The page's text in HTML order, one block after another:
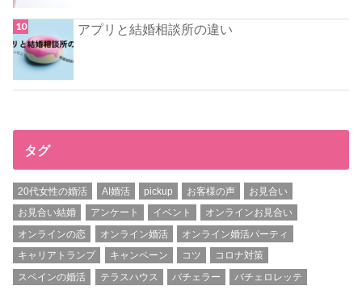
アプリと結婚相談所の違い
タグ
20代女性の婚活 AI婚活 pickup お客様の声
お見合い
お見合い結婚
アンケート イベント
オンラインお見合い
オンラインの恋
オンライン婚活
オンライン婚活パーティ
キャリアトランプ
キャンペーン コツ
コロナ対策
スペインの婚活
テラスハウス バチェラー
バチェロレッテ